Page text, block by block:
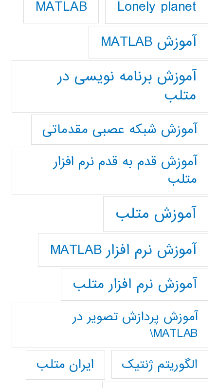
Lonely planet
MATLAB
آموزش MATLAB
آموزش برنامه نویسی در
متلب
آموزش شبکه عصبی مقدماتی
آموزش قدم به قدم نرم افزار
متلب
آموزش متلب
آموزش نرم افزار MATLAB
آموزش نرم افزار متلب
آموزش پردازش تصوير در
MATLAB\
الگوریتم ژنتیک
ایران متلب